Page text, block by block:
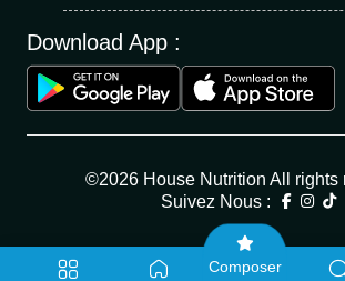
Composer
Download App :
©2026 House Nutrition All rights
Suivez Nous :